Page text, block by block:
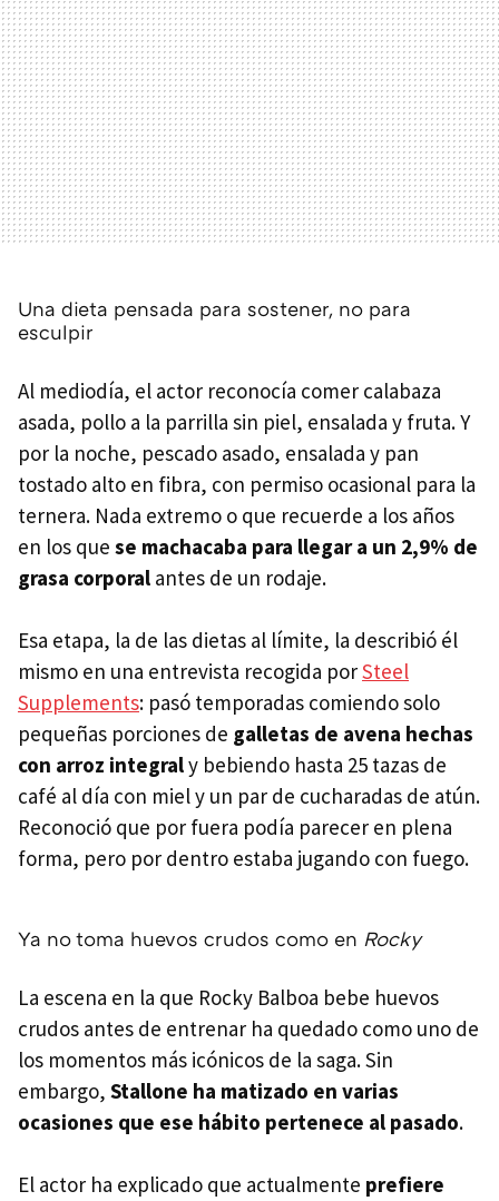
Una dieta pensada para sostener, no para
esculpir
Al mediodía, el actor reconocía comer calabaza
asada, pollo a la parrilla sin piel, ensalada y fruta. Y
por la noche, pescado asado, ensalada y pan
tostado alto en fibra, con permiso ocasional para la
ternera. Nada extremo o que recuerde a los años
en los que se machacaba para llegar a un 2,9% de
grasa corporal antes de un rodaje.
Esa etapa, la de las dietas al límite, la describió él
mismo en una entrevista recogida porSteel
Supplements: pasó temporadas comiendo solo
pequeñas porciones de galletas de avena hechas
con arroz integraly bebiendo hasta 25 tazas de
café al día con miel y un par de cucharadas de atún.
Reconoció que por fuera podía parecer en plena
forma, pero por dentro estaba jugando con fuego.
Ya no toma huevos crudos como en Rocky
La escena en la que Rocky Balboa bebe huevos
crudos antes de entrenar ha quedado como uno de
los momentos más icónicos de la saga. Sin
embargo, Stallone ha matizado en varias
ocasiones que ese hábito pertenece al pasado.
El actor ha explicado que actualmente prefiere